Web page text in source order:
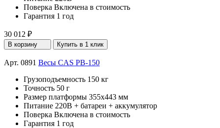
Поверка Включена в стоимость
Гарантия 1 год
30 012 ₽
В корзину Купить в 1 клик
Арт. 0891 Весы CAS PB-150
Грузоподъемность 150 кг
Точность 50 г
Размер платформы 355х443 мм
Питание 220В + батареи + аккумулятор
Поверка Включена в стоимость
Гарантия 1 год